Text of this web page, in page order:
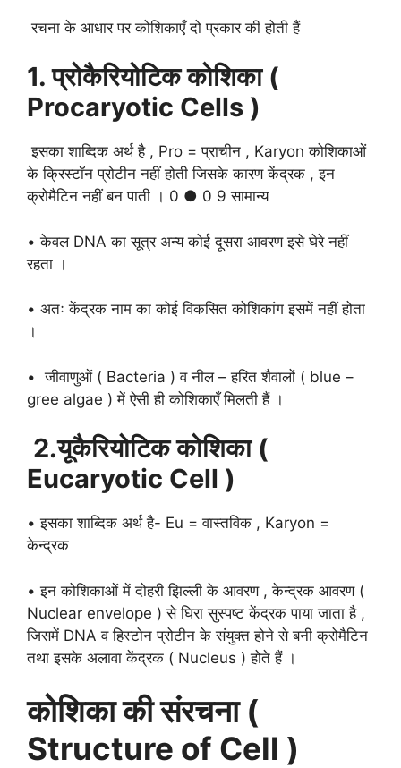
रचना के आधार पर कोशिकाएँ दो प्रकार की होती हैं
1. प्रोकैरियोटिक कोशिका (
Procaryotic Cells )
इसका शाब्दिक अर्थ है , Pro = प्राचीन , Karyon कोशिकाओं
के क्रिस्टॉन प्रोटीन नहीं होती जिसके कारण केंद्रक , इन
क्रोमैटिन नहीं बन पाती । 0 ● 0 9 सामान्य
• केवल DNA का सूत्र अन्य कोई दूसरा आवरण इसे घेरे नहीं
रहता ।
• अतः केंद्रक नाम का कोई विकसित कोशिकांग इसमें नहीं होता
।
• जीवाणुओं ( Bacteria ) व नील – हरित शैवालों ( blue –
gree algae ) में ऐसी ही कोशिकाएँ मिलती हैं ।
2.यूकैरियोटिक कोशिका (
Eucaryotic Cell )
• इसका शाब्दिक अर्थ है- Eu = वास्तविक , Karyon =
केन्द्रक
• इन कोशिकाओं में दोहरी झिल्ली के आवरण , केन्द्रक आवरण (
Nuclear envelope ) से घिरा सुस्पष्ट केंद्रक पाया जाता है ,
जिसमें DNA व हिस्टोन प्रोटीन के संयुक्त होने से बनी क्रोमैटिन
तथा इसके अलावा केंद्रक ( Nucleus ) होते हैं ।
कोशिका की संरचना (
Structure of Cell )